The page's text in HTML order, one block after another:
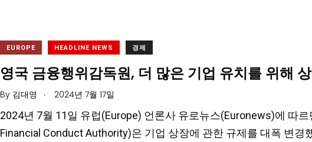
EUROPE HEADLINE NEWS 경제
영국 금융행위감독원, 더 많은 기업 유치를 위해
By 김대영 . 2024년 7월 17일
2024년 7월 11일 유럽(Europe) 언론사 유로뉴스(Euronews)에 따
Financial Conduct Authority)은 기업 상장에 관한 규제를 대폭 변경